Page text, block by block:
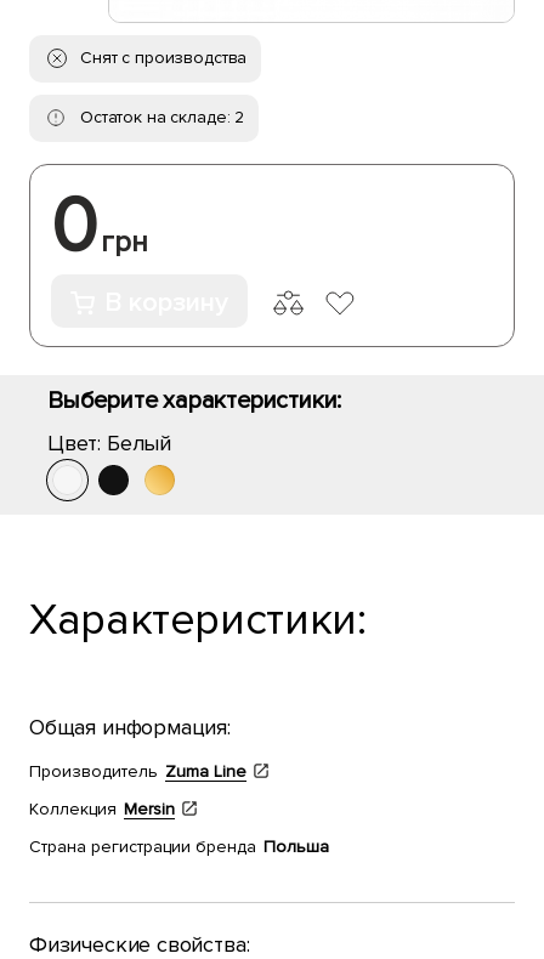
Снят с производства
Остаток на складе: 2
0грн
Выберите характеристики:
Цвет: Белый
Характеристики:
Общая информация:
Производитель Zuma Line
Коллекция Mersin
Страна регистрации бренда Польша
Физические свойства: